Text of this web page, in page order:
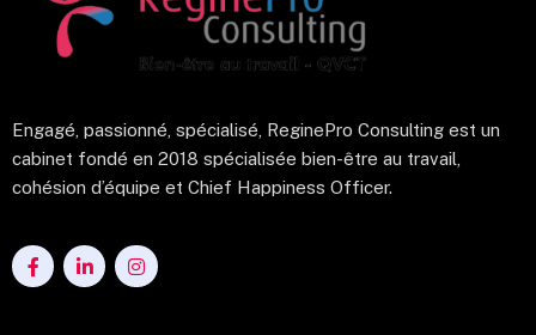
Engagé, passionné, spécialisé, ReginePro Consulting est un
cabinet fondé en 2018 spécialisée bien-être au travail,
cohésion d’équipe et Chief Happiness Officer.